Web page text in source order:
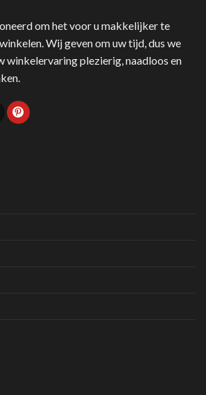
om het voor u makkelijker te
Wij geven om uw tijd, dus we
winkelervaring plezierig, naadloos en